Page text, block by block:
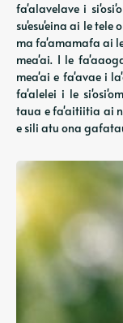
fa'alavelave i
su'esu'eina ai le
ma fa'amamafa ai
mea'ai. I le
mea'ai e fa'avae i
fa'alelei i le
taua e fa'aitiitia ai
e sili atu ona